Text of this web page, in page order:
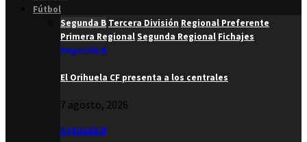
Fútbol
Segunda B Tercera División Regional Preferente
Primera RegionalSegunda Regional Fichajes
Segunda B
El Orihuela CF presenta a los centrales
7 agosto, 2026
Segunda B